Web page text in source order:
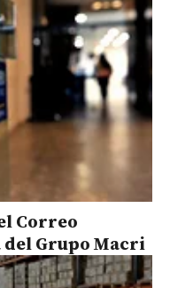
Correo
del Grupo Macri